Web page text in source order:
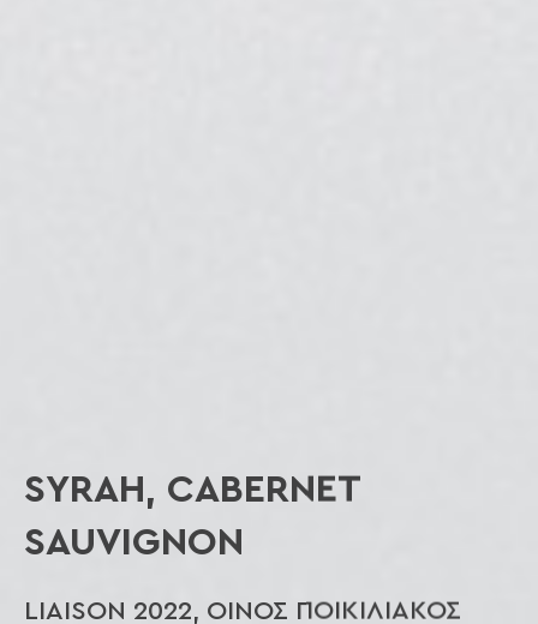
SYRAH, CABERNET
SAUVIGNON
LIAISON 2022, ΟΙΝΟΣ ΠΟΙΚΙΛΙΑΚΟΣ